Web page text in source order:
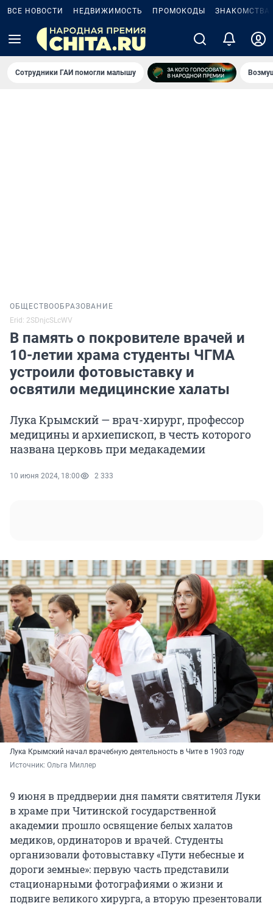
ВСЕ НОВОСТИ НЕДВИЖИМОСТЬ ПРОМОКОДЫ ЗНАКОМСТВА
Сотрудники ГАИ помогли малышу
ОБЩЕСТВООБРАЗОВАНИЕ
Erid: 2SDnjcSLcWV
В память о покровителе врачей и
10-летии храма студенты ЧГМА
устроили фотовыставку и
освятили медицинские халаты
Лука Крымский — врач-хирург, профессор
медицины и архиепископ, в честь которого
названа церковь при медакадемии
10 июня 2024, 18:00 2 333
Лука Крымский начал врачебную деятельность в Чите в 1903 году
Источник: Ольга Миллер
9 июня в преддверии дня памяти святителя Луки
в храме при Читинской государственной
академии прошло освящение белых халатов
медиков, ординаторов и врачей. Студенты
организовали фотовыставку «Пути небесные и
дороги земные»: первую часть представили
стационарными фотографиями о жизни и
подвиге великого хирурга, а вторую презентовали